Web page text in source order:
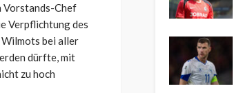
Vorstands-Chef
Verpflichtung des
bei aller
dürfte, mit
zu hoch